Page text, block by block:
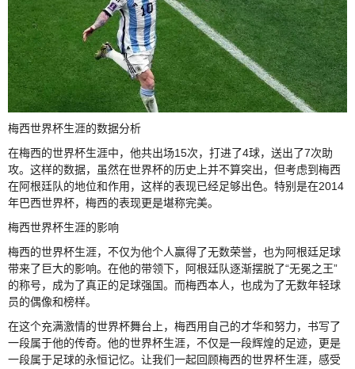
梅西世界杯生涯的数据分析
在梅西的世界杯生涯中，他共出场15次，打进了4球，送出了7次助
攻。这样的数据，虽然在世界杯的历史上并不算突出，但考虑到梅西
在阿根廷队的地位和作用，这样的表现已经足够出色。特别是在2014
年巴西世界杯，梅西的表现更是堪称完美。
梅西世界杯生涯的影响
梅西的世界杯生涯，不仅为他个人赢得了无数荣誉，也为阿根廷足球
带来了巨大的影响。在他的带领下，阿根廷队逐渐摆脱了“无冕之王”
的称号，成为了真正的足球强国。而梅西本人，也成为了无数年轻球
员的偶像和榜样。
在这个充满激情的世界杯舞台上，梅西用自己的才华和努力，书写了
一段属于他的传奇。他的世界杯生涯，不仅是一段辉煌的足迹，更是
一段属于足球的永恒记忆。让我们一起回顾梅西的世界杯生涯，感受